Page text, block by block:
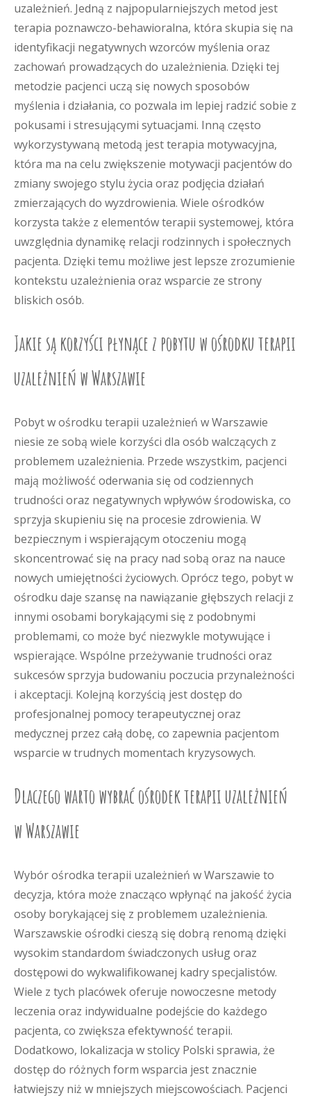
uzależnień. Jedną z najpopularniejszych metod jest
terapia poznawczo-behawioralna, która skupia się na
identyfikacji negatywnych wzorców myślenia oraz
zachowań prowadzących do uzależnienia. Dzięki tej
metodzie pacjenci uczą się nowych sposobów
myślenia i działania, co pozwala im lepiej radzić sobie z
pokusami i stresującymi sytuacjami. Inną często
wykorzystywaną metodą jest terapia motywacyjna,
która ma na celu zwiększenie motywacji pacjentów do
zmiany swojego stylu życia oraz podjęcia działań
zmierzających do wyzdrowienia. Wiele ośrodków
korzysta także z elementów terapii systemowej, która
uwzględnia dynamikę relacji rodzinnych i społecznych
pacjenta. Dzięki temu możliwe jest lepsze zrozumienie
kontekstu uzależnienia oraz wsparcie ze strony
bliskich osób.
Jakie są korzyści płynące z pobytu w ośrodku terapii
uzależnień w Warszawie
Pobyt w ośrodku terapii uzależnień w Warszawie
niesie ze sobą wiele korzyści dla osób walczących z
problemem uzależnienia. Przede wszystkim, pacjenci
mają możliwość oderwania się od codziennych
trudności oraz negatywnych wpływów środowiska, co
sprzyja skupieniu się na procesie zdrowienia. W
bezpiecznym i wspierającym otoczeniu mogą
skoncentrować się na pracy nad sobą oraz na nauce
nowych umiejętności życiowych. Oprócz tego, pobyt w
ośrodku daje szansę na nawiązanie głębszych relacji z
innymi osobami borykającymi się z podobnymi
problemami, co może być niezwykle motywujące i
wspierające. Wspólne przeżywanie trudności oraz
sukcesów sprzyja budowaniu poczucia przynależności
i akceptacji. Kolejną korzyścią jest dostęp do
profesjonalnej pomocy terapeutycznej oraz
medycznej przez całą dobę, co zapewnia pacjentom
wsparcie w trudnych momentach kryzysowych.
Dlaczego warto wybrać ośrodek terapii uzależnień
w Warszawie
Wybór ośrodka terapii uzależnień w Warszawie to
decyzja, która może znacząco wpłynąć na jakość życia
osoby borykającej się z problemem uzależnienia.
Warszawskie ośrodki cieszą się dobrą renomą dzięki
wysokim standardom świadczonych usług oraz
dostępowi do wykwalifikowanej kadry specjalistów.
Wiele z tych placówek oferuje nowoczesne metody
leczenia oraz indywidualne podejście do każdego
pacjenta, co zwiększa efektywność terapii.
Dodatkowo, lokalizacja w stolicy Polski sprawia, że
dostęp do różnych form wsparcia jest znacznie
łatwiejszy niż w mniejszych miejscowościach. Pacjenci